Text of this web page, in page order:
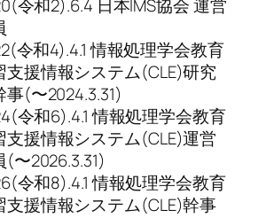
令和2).6.4 日本IMS協会 運営
令和4).4.1 情報処理学会教育
支援情報システム(CLE)研究
事(〜2024.3.31)
令和6).4.1 情報処理学会教育
支援情報システム(CLE)運営
(〜2026.3.31)
令和8).4.1 情報処理学会教育
支援情報システム(CLE)幹事